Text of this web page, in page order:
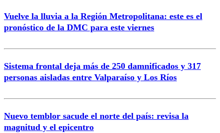
Vuelve la lluvia a la Región Metropolitana: este es el
pronóstico de la DMC para este viernes
Sistema frontal deja más de 250 damnificados y 317
personas aisladas entre Valparaíso y Los Ríos
Nuevo temblor sacude el norte del país: revisa la
magnitud y el epicentro